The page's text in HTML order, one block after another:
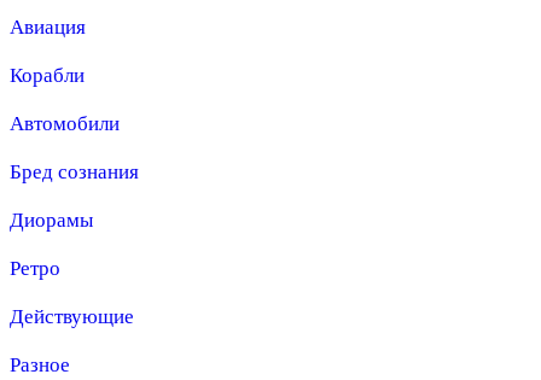
Авиация
Корабли
Автомобили
Бред сознания
Диорамы
Ретро
Действующие
Разное